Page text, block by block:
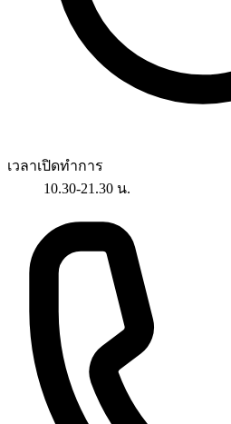
เวลาเปิดทำการ
10.30-21.30 น.